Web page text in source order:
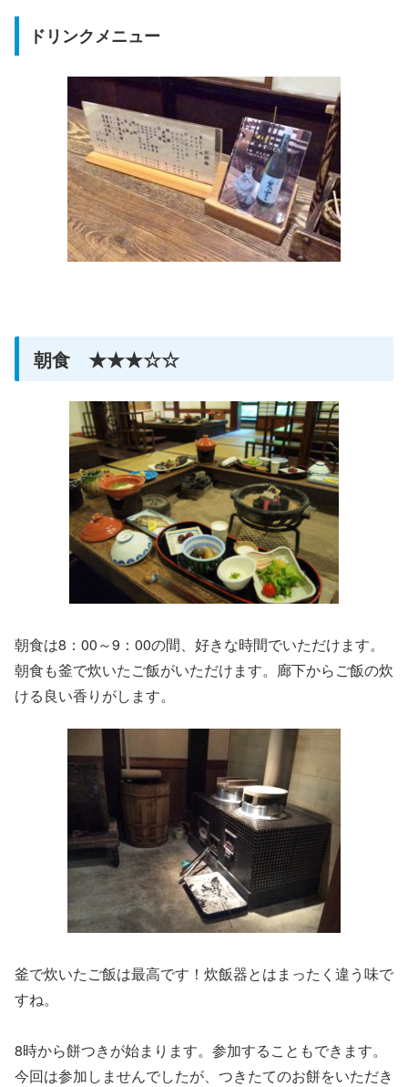
ドリンクメニュー
朝食 ★★★☆☆
朝食は8：00～9：00の間、好きな時間でいただけます。
朝食も釜で炊いたご飯がいただけます。廊下からご飯の炊
ける良い香りがします。
釜で炊いたご飯は最高です！炊飯器とはまったく違う味で
すね。
8時から餅つきが始まります。参加することもできます。
今回は参加しませんでしたが、つきたてのお餅をいただき